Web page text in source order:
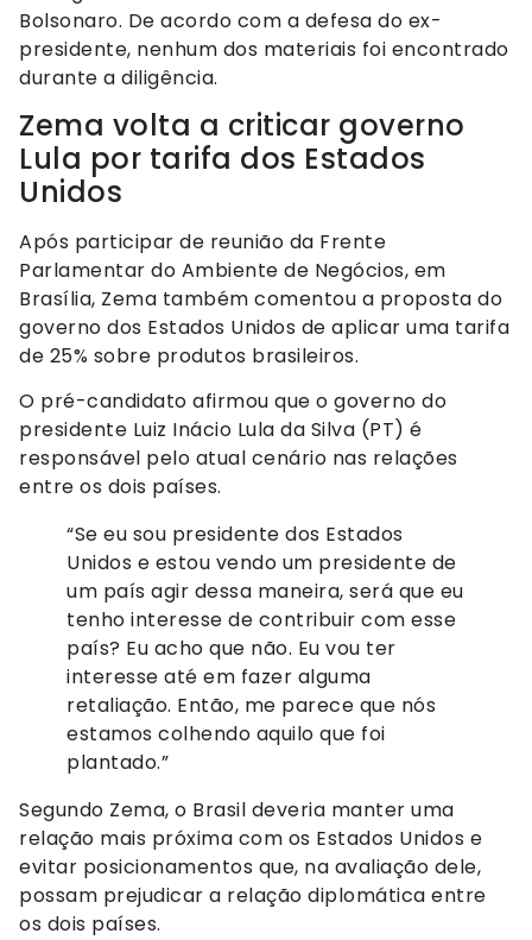
Bolsonaro. De acordo com a defesa do ex-
presidente, nenhum dos materiais foi encontrado
durante a diligência.
Zema volta a criticar governo
Lula por tarifa dos Estados
Unidos
Após participar de reunião da Frente
Parlamentar do Ambiente de Negócios, em
Brasília, Zema também comentou a proposta do
governo dos Estados Unidos de aplicar uma tarifa
de 25% sobre produtos brasileiros.
O pré-candidato afirmou que o governo do
presidente Luiz Inácio Lula da Silva (PT) é
responsável pelo atual cenário nas relações
entre os dois países.
“Se eu sou presidente dos Estados
Unidos e estou vendo um presidente de
um país agir dessa maneira, será que eu
tenho interesse de contribuir com esse
país? Eu acho que não. Eu vou ter
interesse até em fazer alguma
retaliação. Então, me parece que nós
estamos colhendo aquilo que foi
plantado.”
Segundo Zema, o Brasil deveria manter uma
relação mais próxima com os Estados Unidos e
evitar posicionamentos que, na avaliação dele,
possam prejudicar a relação diplomática entre
os dois países.